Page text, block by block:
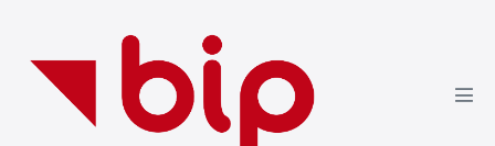
content